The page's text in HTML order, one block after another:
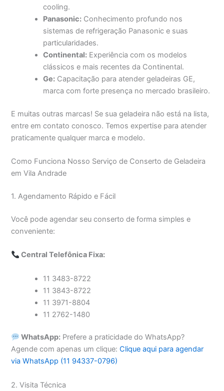
cooling.
Panasonic: Conhecimento profundo nos
sistemas de refrigeração Panasonic e suas
particularidades.
Continental: Experiência com os modelos
clássicos e mais recentes da Continental.
Ge: Capacitação para atender geladeiras GE,
marca com forte presença no mercado brasileiro.
E muitas outras marcas! Se sua geladeira não está na lista,
entre em contato conosco. Temos expertise para atender
praticamente qualquer marca e modelo.
Como Funciona Nosso Serviço de Conserto de Geladeira
em Vila Andrade
1. Agendamento Rápido e Fácil
Você pode agendar seu conserto de forma simples e
conveniente:
Central Telefônica Fixa:
11 3483-8722
11 3843-8722
11 3971-8804
11 2762-1480
WhatsApp: Prefere a praticidade do WhatsApp?
Agende com apenas um clique:Clique aqui para agendar
via WhatsApp (11 94337-0796)
2. Visita Técnica